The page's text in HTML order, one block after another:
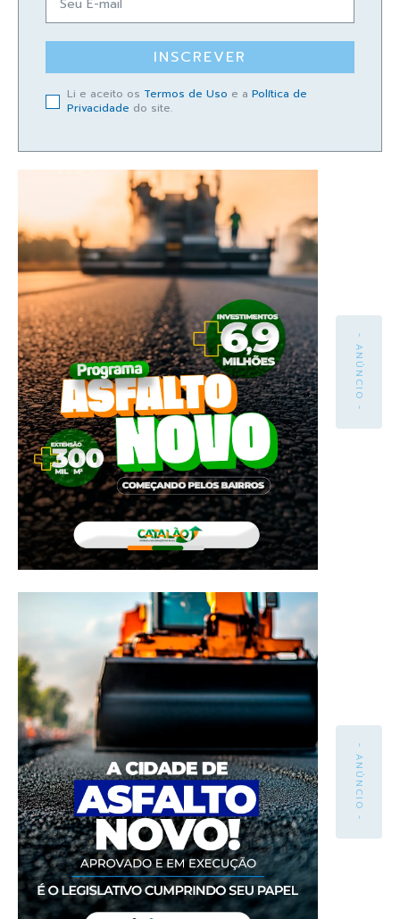
INSCREVER
Li e aceito os Termos de Uso e a Política de
Privacidade do site.
- ANÚNCIO -
- ANÚNCIO -